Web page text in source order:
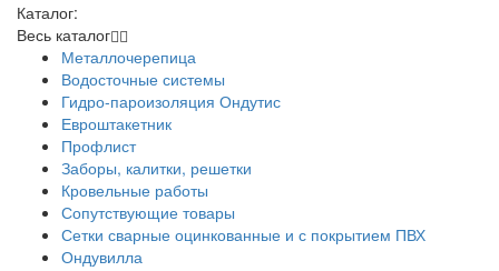
Каталог:
Весь каталог
Металлочерепица
Водосточные системы
Гидро-пароизоляция Ондутис
Евроштакетник
Профлист
Заборы, калитки, решетки
Кровельные работы
Сопутствующие товары
Сетки сварные оцинкованные и с покрытием ПВХ
Ондувилла